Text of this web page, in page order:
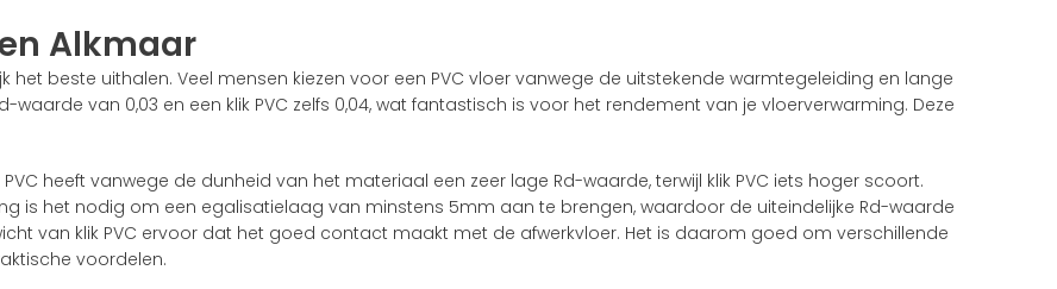
Alkmaar
het beste uithalen. Veel mensen kiezen voor een PVC vloer vanwege de uitstekende warmtegeleiding en lange
waarde van 0,03 en een klik PVC zelfs 0,04, wat fantastisch is voor het rendement van je vloerverwarming. Deze
PVC heeft vanwege de dunheid van het materiaal een zeer lage Rd-waarde, terwijl klik PVC iets hoger scoort.
is het nodig om een egalisatielaag van minstens 5mm aan te brengen, waardoor de uiteindelijke Rd-waarde
van klik PVC ervoor dat het goed contact maakt met de afwerkvloer. Het is daarom goed om verschillende
voordelen.